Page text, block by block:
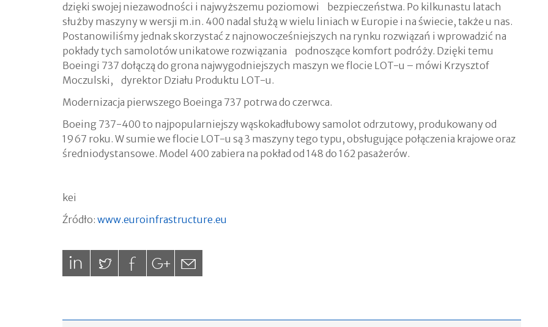
dzięki swojej niezawodności i najwyższemu poziomowi bezpieczeństwa. Po kilkunastu latach
służby maszyny w wersji m.in. 400 nadal służą w wielu liniach w Europie i na świecie, także u nas.
Postanowiliśmy jednak skorzystać z najnowocześniejszych na rynku rozwiązań i wprowadzić na
pokłady tych samolotów unikatowe rozwiązania podnoszące komfort podróży. Dzięki temu
Boeingi 737 dołączą do grona najwygodniejszych maszyn we flocie LOT-u – mówi Krzysztof
Moczulski, dyrektor Działu Produktu LOT-u.
Modernizacja pierwszego Boeinga 737 potrwa do czerwca.
Boeing 737-400 to najpopularniejszy wąskokadłubowy samolot odrzutowy, produkowany od
1967 roku. W sumie we flocie LOT-u są 3 maszyny tego typu, obsługujące połączenia krajowe oraz
średniodystansowe. Model 400 zabiera na pokład od 148 do 162 pasażerów.
kei
Źródło: www.euroinfrastructure.eu